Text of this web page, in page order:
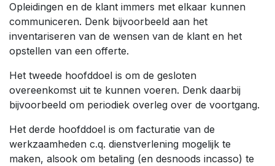
Opleidingen en de klant immers met elkaar kunnen
communiceren. Denk bijvoorbeeld aan het
inventariseren van de wensen van de klant en het
opstellen van een offerte.
Het tweede hoofddoel is om de gesloten
overeenkomst uit te kunnen voeren. Denk daarbij
bijvoorbeeld om periodiek overleg over de voortgang.
Het derde hoofddoel is om facturatie van de
werkzaamheden c.q. dienstverlening mogelijk te
maken, alsook om betaling (en desnoods incasso) te